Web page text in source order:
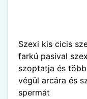
Szexi kis cicis
farkú pasival
szoptatja és
végül arcára és
spermát